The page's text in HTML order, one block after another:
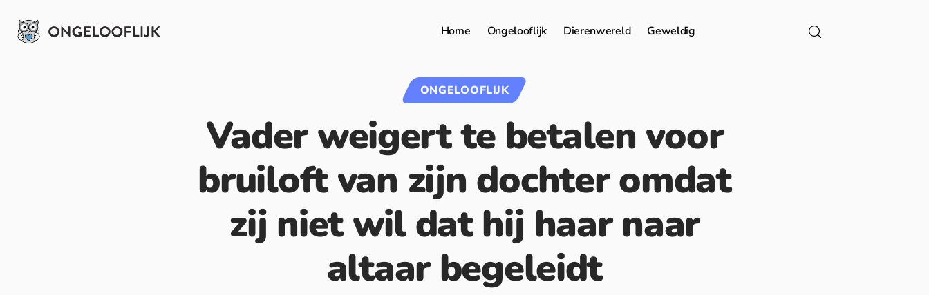
Home Ongelooflijk Dierenwereld Geweldig
ONGELOOFLIJK
Vader weigert te betalen voor
bruiloft van zijn dochter omdat
zij niet wil dat hij haar naar
altaar begeleidt